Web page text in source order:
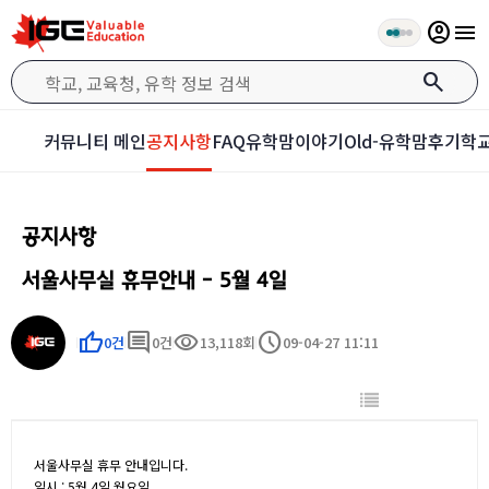
search
account_circlemenu
커뮤니티 메인공지사항FAQ유학맘이야기Old-유학맘후기학
공지사항
서울사무실 휴무안내 - 5월 4일
thumb_up0건 comment 0건visibility13,118회 schedule09-04-27 11:11
서울사무실 휴무 안내입니다.